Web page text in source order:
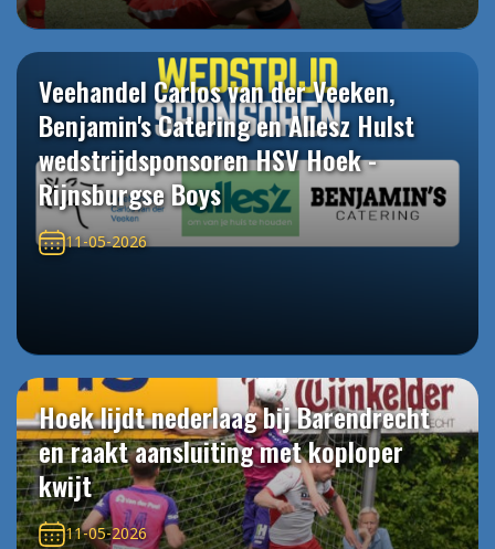
Veehandel Carlos van der Veeken,
Benjamin's Catering en Allesz Hulst
wedstrijdsponsoren HSV Hoek -
Rijnsburgse Boys
11-05-2026
Hoek lijdt nederlaag bij Barendrecht
en raakt aansluiting met koploper
kwijt
11-05-2026